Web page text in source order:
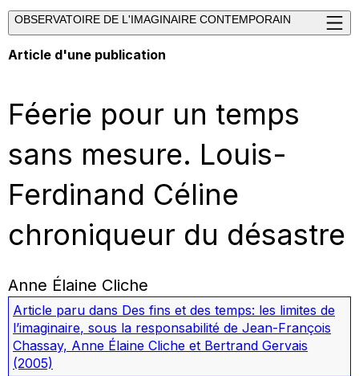
OBSERVATOIRE DE L'IMAGINAIRE CONTEMPORAIN
Article d'une publication
Féerie pour un temps
sans mesure. Louis-
Ferdinand Céline
chroniqueur du désastre
Anne Élaine Cliche
Article paru dans Des fins et des temps: les limites de
l’imaginaire, sous la responsabilité de Jean-François
Chassay, Anne Élaine Cliche et Bertrand Gervais
(2005)